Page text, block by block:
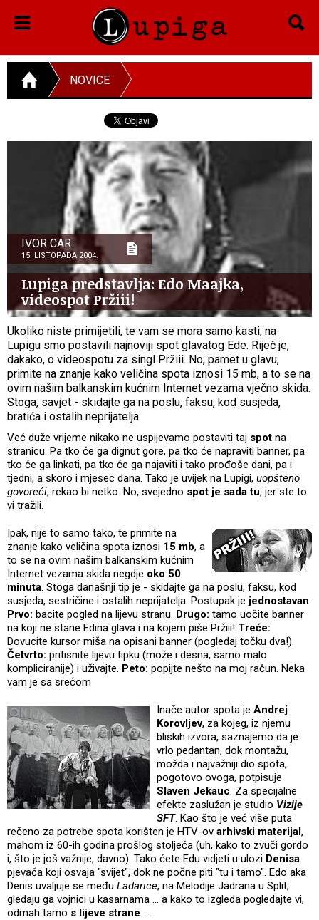
NOVICE
IVOR CAR
15. LISTOPADA 2004.
Lupiga predstavlja: Edo Maajka,
videospot Pržiii!
Ukoliko niste primijetili, te vam se mora samo kasti, na
Lupigu smo postavili najnoviji spot glavatog Ede. Riječ je,
dakako, o videospotu za singl Pržiii. No, pamet u glavu,
primite na znanje kako veličina spota iznosi 15 mb, a to se na
ovim našim balkanskim kućnim Internet vezama vječno skida.
Stoga, savjet - skidajte ga na poslu, faksu, kod susjeda,
bratića i ostalih neprijatelja
Već duže vrijeme nikako ne uspijevamo postaviti taj spot na
stranicu. Pa tko će ga dignut gore, pa tko će napraviti banner, pa
tko će ga linkati, pa tko će ga najaviti i tako prođoše dani, pa i
tjedni, a skoro i mjesec dana. Tako je uvijek na Lupigi, uopšteno
govoreći, rekao bi netko. No, svejedno spot je sada tu, jer ste to
vi tražili.
Ipak, nije to samo tako, te primite na
znanje kako veličina spota iznosi 15 mb, a
to se na ovim našim balkanskim kućnim
Internet vezama skida negdje oko 50
minuta. Stoga današnji tip je - skidajte ga na poslu, faksu, kod
susjeda, sestričine i ostalih neprijatelja. Postupak je jednostavan.
Prvo: bacite pogled na lijevu stranu. Drugo: tamo uočite banner
na koji ne stane Edina glava i na kojem piše Pržiii! Treće:
Dovucite kursor miša na opisani banner (pogledaj točku dva!).
Četvrto: pritisnite lijevu tipku (može i desna, samo malo
kompliciranije) i uživajte. Peto: popijte nešto na moj račun. Neka
vam je sa srećom
Inače autor spota je Andrej
Korovljev, za kojeg, iz njemu
bliskih izvora, saznajemo da je
vrlo pedantan, dok montažu,
možda i najvažniji dio spota,
pogotovo ovoga, potpisuje
Slaven Jekauc. Za specijalne
efekte zaslužan je studio Vizije
SFT. Kao što je već više puta
rečeno za potrebe spota korišten je HTV-ov arhivski materijal,
mahom iz 60-ih godina prošlog stoljeća (uh, kako to zvuči gordo
i, što je još važnije, davno). Tako ćete Edu vidjeti u ulozi Denisa
pjevača koji osvaja "svijet", dok ne počne piti "tu i tamo". Edo aka
Denis uvaljuje se među Ladarice, na Melodije Jadrana u Split,
gledaju ga vojnici u kasarnama … a kako to izgleda pogledajte vi,
odmah tamo s lijeve strane …